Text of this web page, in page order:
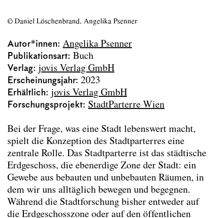
© Daniel Löschenbrand, Angelika Psenner
Autor*innen Angelika Psenner
Publikationsart Buch
Verlag jovis Verlag GmbH
Erscheinungsjahr 2023
Erhältlich jovis Verlag GmbH
Forschungsprojekt StadtParterre Wien
Bei der Frage, was eine Stadt lebenswert macht,
spielt die Konzeption des Stadtparterres eine
zentrale Rolle. Das Stadtparterre ist das städtische
Erdgeschoss, die ebenerdige Zone der Stadt: ein
Gewebe aus bebauten und unbebauten Räumen, in
dem wir uns alltäglich bewegen und begegnen.
Während die Stadtforschung bisher entweder auf
die Erdgeschosszone oder auf den öffentlichen
Archdiploma 2023
Stadtparterre
Über die „Schönheit“ der Stadt
Vages Terrain
Urban Design Lab Handbook
Wasser Stadt Wien
Landschaft Lesen
Die Versorgung Wiens 1829–1913
Camillo Sitte Gesamtausgabe
Textbeiträge
Publikationen im Lehrkontext
Projektarchiv